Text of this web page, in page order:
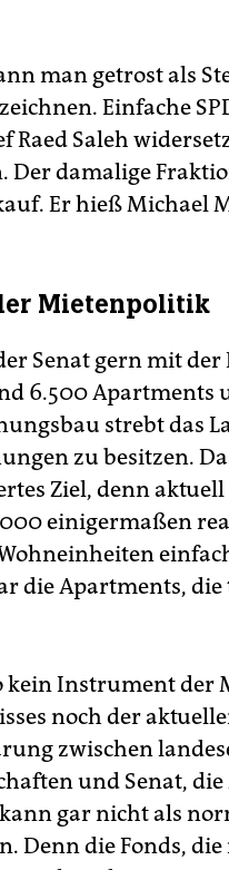
man getrost als
Einfache
Raed Saleh
Der damalige
Er hieß Michael
Mietenpolitik
Senat gern mit
6.500 Apartments
strebt das
zu besitzen.
Ziel, denn
einigermaßen
die Apartments,
kein Instrument der
noch der
zwischen
und Senat,
gar nicht als
Denn die Fonds,